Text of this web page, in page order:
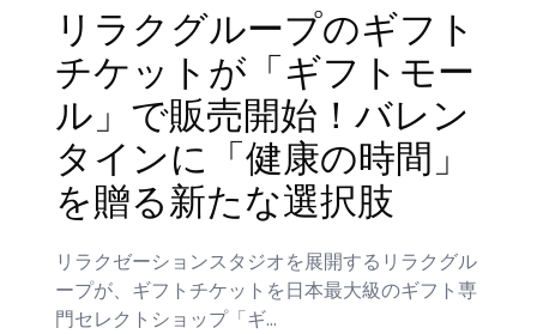
リラクグループのギフト
チケットが「ギフトモー
ル」で販売開始！バレン
タインに「健康の時間」
を贈る新たな選択肢
リラクゼーションスタジオを展開するリラクグル
ープが、ギフトチケットを日本最大級のギフト専
門セレクトショップ「ギ…